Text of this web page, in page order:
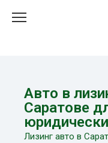
Авто в
Саратове
Лизинг авто в